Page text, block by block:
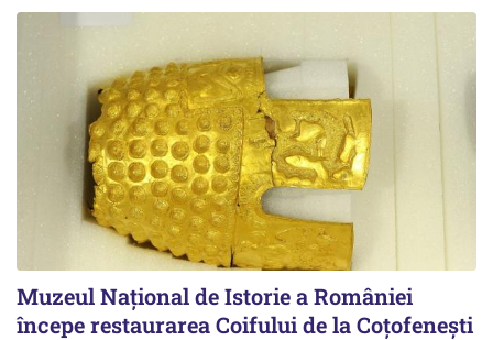
Muzeul Național de Istorie a României
începe restaurarea Coifului de la Coțofenești